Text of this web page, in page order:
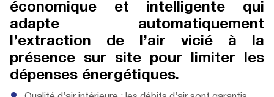
économique et intelligente qui
adapte automatiquement
l’extraction de l’air vicié à la
présence sur site pour limiter les
dépenses énergétiques.